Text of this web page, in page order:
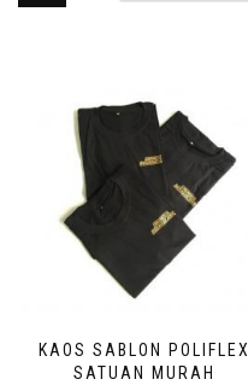
KAOS SABLON POLIFLEX
SATUAN MURAH